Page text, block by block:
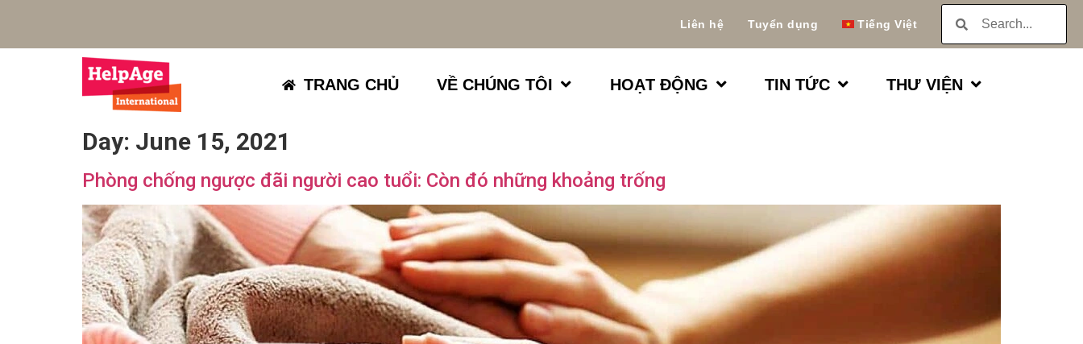
Liên hệ Tuyển dụng Tiếng Việt
TRANG CHỦ VỀ CHÚNG TÔI HOẠT ĐỘNG TIN TỨC THƯ VIỆN
Day: June 15, 2021
Phòng chống ngược đãi người cao tuổi: Còn đó những khoảng trống